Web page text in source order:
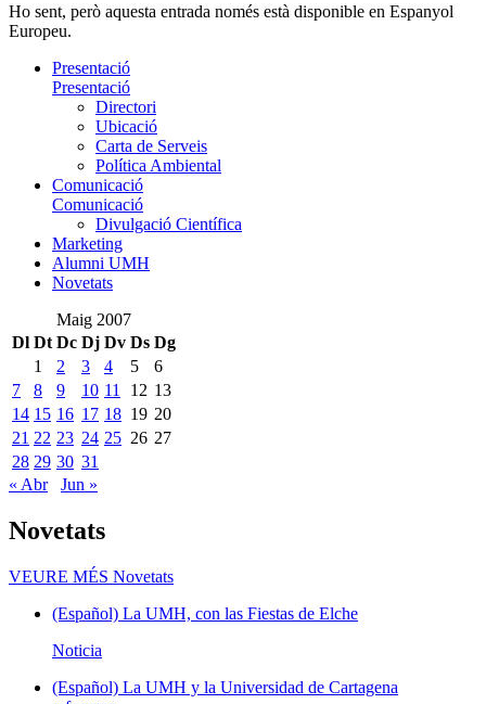
Ho sent, però aquesta entrada només està disponible en Espanyol
Europeu.
Presentació
Presentació
Directori
Ubicació
Carta de Serveis
Política Ambiental
Comunicació
Comunicació
Divulgació Científica
Marketing
Alumni UMH
Novetats
Maig 2007
Dl Dt Dc Dj Dv Ds Dg
1
2 3 4 5
6
7
8 9 10 11 12 13
14 15 16 17 18 19 20
21 22 23 24 25 26 27
28 29 30 31
« Abr
Jun »
Novetats
VEURE MÉS Novetats
(Español) La UMH, con las Fiestas de Elche
Noticia
(Español) La UMH y la Universidad de Cartagena